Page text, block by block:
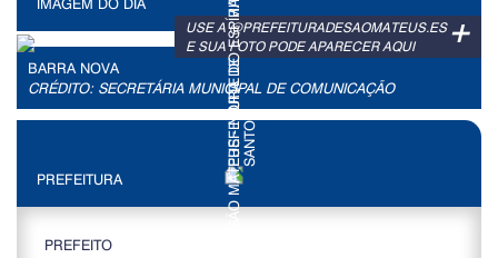
+
USE A @PREFEITURADESAOMATEUS.ES
E SUA FOTO PODE APARECER AQUI
BARRA NOVA
CRÉDITO: SECRETÁRIA MUNICIPAL DE COMUNICAÇÃO
PREFEITURA
PREFEITO